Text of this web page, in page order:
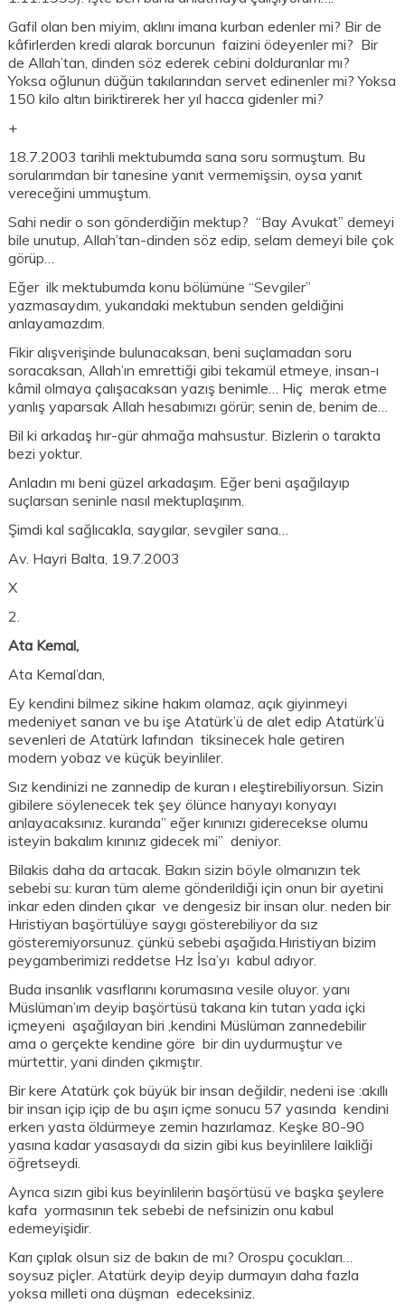
Gafil olan ben miyim, aklını imana kurban edenler mi? Bir de
kâfirlerden kredi alarak borcunun faizini ödeyenler mi? Bir
de Allah’tan, dinden söz ederek cebini dolduranlar mı?
Yoksa oğlunun düğün takılarından servet edinenler mi? Yoksa
150 kilo altın biriktirerek her yıl hacca gidenler mi?
+
18.7.2003 tarihli mektubumda sana soru sormuştum. Bu
sorularımdan bir tanesine yanıt vermemişsin, oysa yanıt
vereceğini ummuştum.
Sahi nedir o son gönderdiğin mektup? “Bay Avukat” demeyi
bile unutup, Allah’tan-dinden söz edip, selam demeyi bile çok
görüp…
Eğer ilk mektubumda konu bölümüne “Sevgiler”
yazmasaydım, yukarıdaki mektubun senden geldiğini
anlayamazdım.
Fikir alışverişinde bulunacaksan, beni suçlamadan soru
soracaksan, Allah’ın emrettiği gibi tekamül etmeye, insan-ı
kâmil olmaya çalışacaksan yazış benimle… Hiç merak etme
yanlış yaparsak Allah hesabımızı görür; senin de, benim de…
Bil ki arkadaş hır-gür ahmağa mahsustur. Bizlerin o tarakta
bezi yoktur.
Anladın mı beni güzel arkadaşım. Eğer beni aşağılayıp
suçlarsan seninle nasıl mektuplaşırım.
Şimdi kal sağlıcakla, saygılar, sevgiler sana…
Av. Hayri Balta, 19.7.2003
X
2.
Ata Kemal,
Ata Kemal’dan,
Ey kendini bilmez sikine hakım olamaz, açık giyinmeyi
medeniyet sanan ve bu işe Atatürk’ü de alet edip Atatürk’ü
sevenleri de Atatürk lafından tiksinecek hale getiren
modern yobaz ve küçük beyinliler.
Sız kendinizi ne zannedip de kuran ı eleştirebiliyorsun. Sizin
gibilere söylenecek tek şey ölünce hanyayı konyayı
anlayacaksınız. kuranda” eğer kınınızı giderecekse olumu
isteyin bakalım kınınız gidecek mi” deniyor.
Bilakis daha da artacak. Bakın sizin böyle olmanızın tek
sebebi su: kuran tüm aleme gönderildiği için onun bir ayetini
inkar eden dinden çıkar ve dengesiz bir insan olur. neden bir
Hıristiyan başörtülüye saygı gösterebiliyor da sız
gösteremiyorsunuz. çünkü sebebi aşağıda.Hıristiyan bizim
peygamberimizi reddetse Hz İsa’yı kabul adıyor.
Buda insanlık vasıflarını korumasına vesile oluyor. yanı
Müslüman’ım deyip başörtüsü takana kin tutan yada içki
içmeyeni aşağılayan biri ,kendini Müslüman zannedebilir
ama o gerçekte kendine göre bir din uydurmuştur ve
mürtettir, yani dinden çıkmıştır.
Bir kere Atatürk çok büyük bir insan değildir, nedeni ise :akıllı
bir insan içip içip de bu aşırı içme sonucu 57 yasında kendini
erken yasta öldürmeye zemin hazırlamaz. Keşke 80-90
yasına kadar yasasaydı da sizin gibi kus beyinlilere laikliği
öğretseydi.
Ayrıca sızın gibi kus beyinlilerin başörtüsü ve başka şeylere
kafa yormasının tek sebebi de nefsinizin onu kabul
edemeyişidir.
Karı çıplak olsun siz de bakın de mı? Orospu çocukları…
soysuz piçler. Atatürk deyip deyip durmayın daha fazla
yoksa milleti ona düşman edeceksiniz.